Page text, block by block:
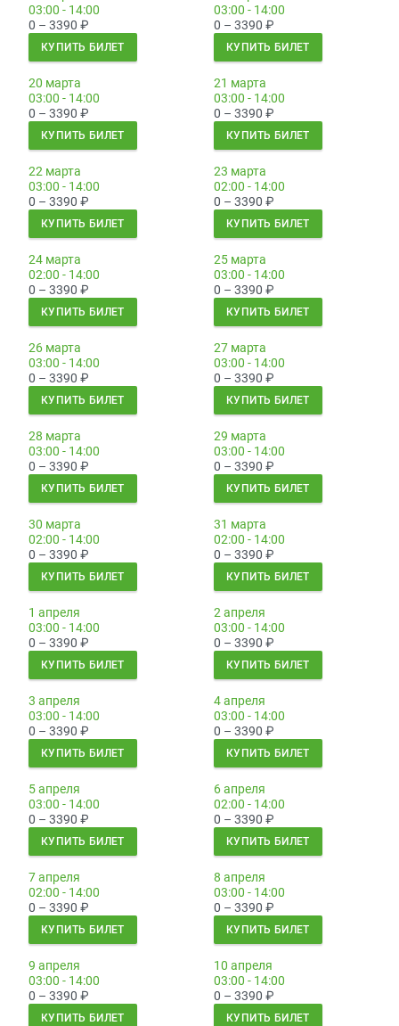
03:00 - 14:00
0 – 3390 ₽
КУПИТЬ БИЛЕТ
03:00 - 14:00
0 – 3390 ₽
КУПИТЬ БИЛЕТ
20 марта
03:00 - 14:00
0 – 3390 ₽
КУПИТЬ БИЛЕТ
21 марта
03:00 - 14:00
0 – 3390 ₽
КУПИТЬ БИЛЕТ
22 марта
03:00 - 14:00
0 – 3390 ₽
КУПИТЬ БИЛЕТ
23 марта
02:00 - 14:00
0 – 3390 ₽
КУПИТЬ БИЛЕТ
24 марта
02:00 - 14:00
0 – 3390 ₽
КУПИТЬ БИЛЕТ
25 марта
03:00 - 14:00
0 – 3390 ₽
КУПИТЬ БИЛЕТ
26 марта
03:00 - 14:00
0 – 3390 ₽
КУПИТЬ БИЛЕТ
27 марта
03:00 - 14:00
0 – 3390 ₽
КУПИТЬ БИЛЕТ
28 марта
03:00 - 14:00
0 – 3390 ₽
КУПИТЬ БИЛЕТ
29 марта
03:00 - 14:00
0 – 3390 ₽
КУПИТЬ БИЛЕТ
30 марта
02:00 - 14:00
0 – 3390 ₽
КУПИТЬ БИЛЕТ
31 марта
02:00 - 14:00
0 – 3390 ₽
КУПИТЬ БИЛЕТ
1 апреля
03:00 - 14:00
0 – 3390 ₽
КУПИТЬ БИЛЕТ
2 апреля
03:00 - 14:00
0 – 3390 ₽
КУПИТЬ БИЛЕТ
3 апреля
03:00 - 14:00
0 – 3390 ₽
КУПИТЬ БИЛЕТ
4 апреля
03:00 - 14:00
0 – 3390 ₽
КУПИТЬ БИЛЕТ
5 апреля
03:00 - 14:00
0 – 3390 ₽
КУПИТЬ БИЛЕТ
6 апреля
02:00 - 14:00
0 – 3390 ₽
КУПИТЬ БИЛЕТ
7 апреля
02:00 - 14:00
0 – 3390 ₽
КУПИТЬ БИЛЕТ
8 апреля
03:00 - 14:00
0 – 3390 ₽
КУПИТЬ БИЛЕТ
9 апреля
03:00 - 14:00
0 – 3390 ₽
КУПИТЬ БИЛЕТ
10 апреля
03:00 - 14:00
0 – 3390 ₽
КУПИТЬ БИЛЕТ